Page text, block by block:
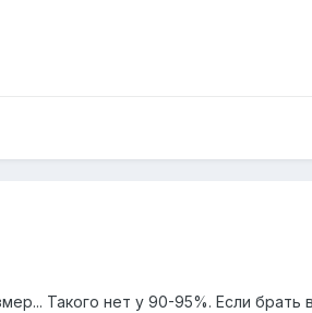
Такого нет у 90-95%. Если брать